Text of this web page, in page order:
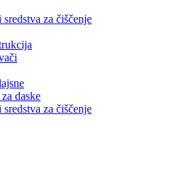
sredstva za čiščenje
daske
sredstva za čiščenje